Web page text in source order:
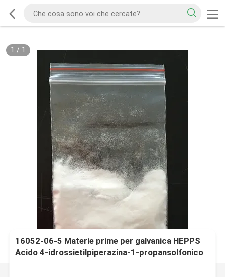
1 / 1
16052-06-5 Materie prime per galvanica HEPPS
Acido 4-idrossietilpiperazina-1-propansolfonico